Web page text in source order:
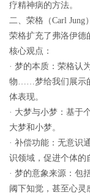
疗精神病的方法。
二、荣格（Carl
荣格扩充了弗洛伊德
核心观点：
· 梦的本质：荣格认
物……梦给我们展示
体表现。
· 大梦与小梦：基于
大梦和小梦。
· 补偿功能：无意识
识领域，促进个体的
· 梦的意象来源：包
阈下知觉，甚至心灵